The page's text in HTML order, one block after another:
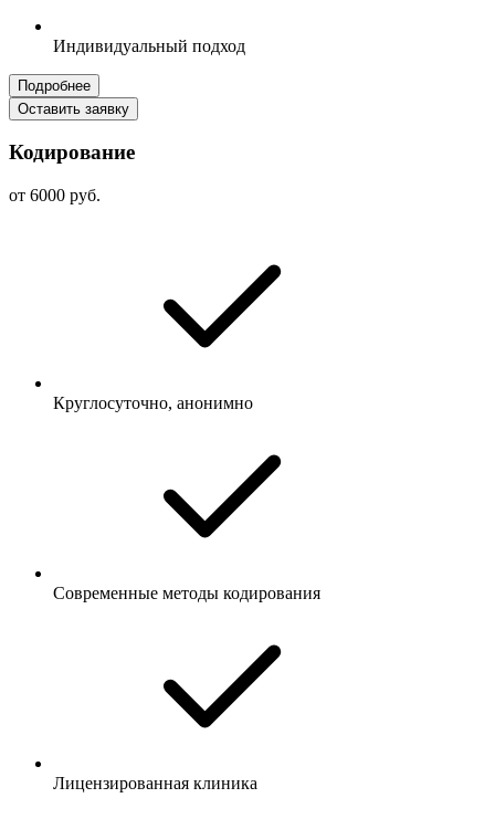
Индивидуальный подход
Подробнее
Оставить заявку
Кодирование
от 6000 руб.
Круглосуточно, анонимно
Современные методы кодирования
Лицензированная клиника